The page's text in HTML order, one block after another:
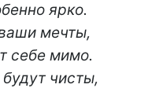
ярко.
мечты,
себе мимо.
чисты,